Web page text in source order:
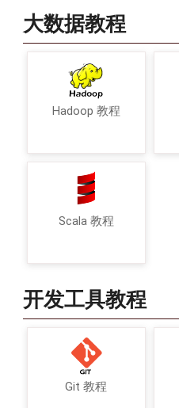
大数据教程
Hadoop 教程
Scala 教程
开发工具教程
Git 教程